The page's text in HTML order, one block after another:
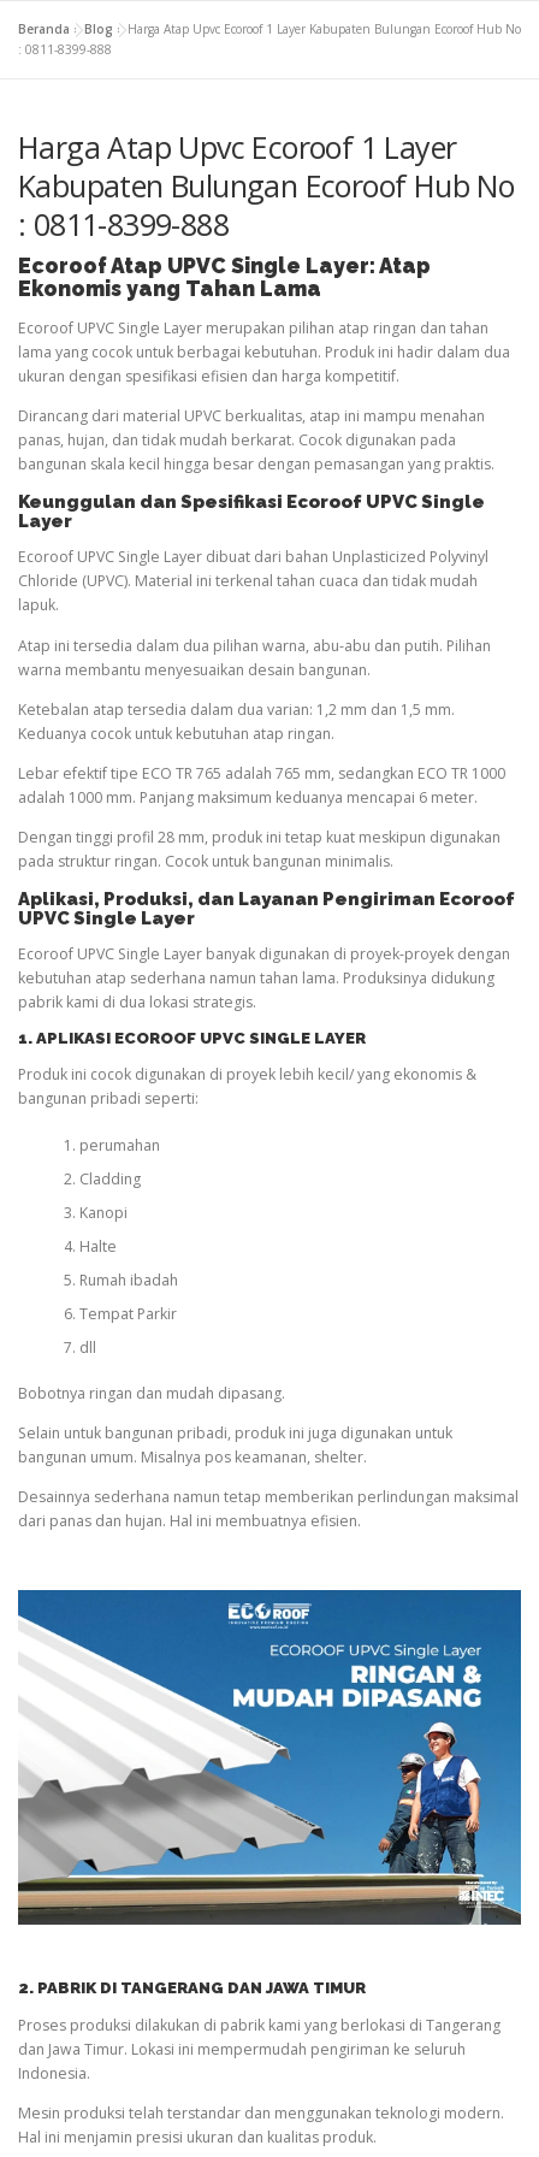
Beranda »Blog »Harga Atap Upvc Ecoroof 1 Layer Kabupaten Bulungan Ecoroof Hub No
: 0811-8399-888
Harga Atap Upvc Ecoroof 1 Layer
Kabupaten Bulungan Ecoroof Hub No
: 0811-8399-888
EcoroofAtap UPVC Single Layer: Atap
Ekonomis yang Tahan Lama
Ecoroof UPVC Single Layer merupakan pilihan atap ringan dan tahan
lama yang cocok untuk berbagai kebutuhan. Produk ini hadir dalam dua
ukuran dengan spesifikasi efisien dan harga kompetitif.
Dirancang dari material UPVC berkualitas, atap ini mampu menahan
panas, hujan, dan tidak mudah berkarat. Cocok digunakan pada
bangunan skala kecil hingga besar dengan pemasangan yang praktis.
Keunggulan dan Spesifikasi Ecoroof UPVC Single
Layer
Ecoroof UPVC Single Layer dibuat dari bahan Unplasticized Polyvinyl
Chloride (UPVC). Material ini terkenal tahan cuaca dan tidak mudah
lapuk.
Atap ini tersedia dalam dua pilihan warna, abu-abu dan putih. Pilihan
warna membantu menyesuaikan desain bangunan.
Ketebalan atap tersedia dalam dua varian: 1,2 mm dan 1,5 mm.
Keduanya cocok untuk kebutuhan atap ringan.
Lebar efektif tipe ECO TR 765 adalah 765 mm, sedangkan ECO TR 1000
adalah 1000 mm. Panjang maksimum keduanya mencapai 6 meter.
Dengan tinggi profil 28 mm, produk ini tetap kuat meskipun digunakan
pada struktur ringan. Cocok untuk bangunan minimalis.
Aplikasi, Produksi, dan Layanan Pengiriman Ecoroof
UPVC Single Layer
Ecoroof UPVC Single Layer banyak digunakan di proyek-proyek dengan
kebutuhan atap sederhana namun tahan lama. Produksinya didukung
pabrik kami di dua lokasi strategis.
1. APLIKASI ECOROOF UPVC SINGLE LAYER
Produk ini cocok digunakan di proyek lebih kecil/ yang ekonomis &
bangunan pribadi seperti:
perumahan
Cladding
Kanopi
Halte
Rumah ibadah
Tempat Parkir
dll
Bobotnya ringan dan mudah dipasang.
Selain untuk bangunan pribadi, produk ini juga digunakan untuk
bangunan umum. Misalnya pos keamanan, shelter.
Desainnya sederhana namun tetap memberikan perlindungan maksimal
dari panas dan hujan. Hal ini membuatnya efisien.
2. PABRIK DI TANGERANG DAN JAWA TIMUR
Proses produksi dilakukan di pabrik kami yang berlokasi di Tangerang
dan Jawa Timur. Lokasi ini mempermudah pengiriman ke seluruh
Indonesia.
Mesin produksi telah terstandar dan menggunakan teknologi modern.
Hal ini menjamin presisi ukuran dan kualitas produk.